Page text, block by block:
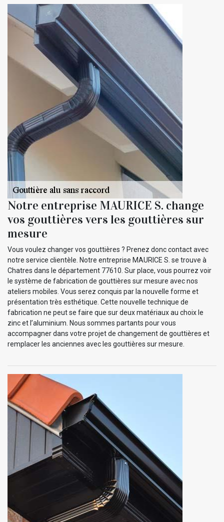
Notre entreprise MAURICE S. change
vos gouttières vers les gouttières sur
mesure
Vous voulez changer vos gouttières ? Prenez donc contact avec
notre service clientèle. Notre entreprise MAURICE S. se trouve à
Chatres dans le département 77610. Sur place, vous pourrez voir
le système de fabrication de gouttières sur mesure avec nos
ateliers mobiles. Vous serez conquis par la nouvelle forme et
présentation très esthétique. Cette nouvelle technique de
fabrication ne peut se faire que sur deux matériaux au choix le
zinc et l’aluminium. Nous sommes partants pour vous
accompagner dans votre projet de changement de gouttières et
remplacer les anciennes avec les gouttières sur mesure.